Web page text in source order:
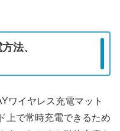
法、
ワイヤレス充電マット
上で常時充電できるため